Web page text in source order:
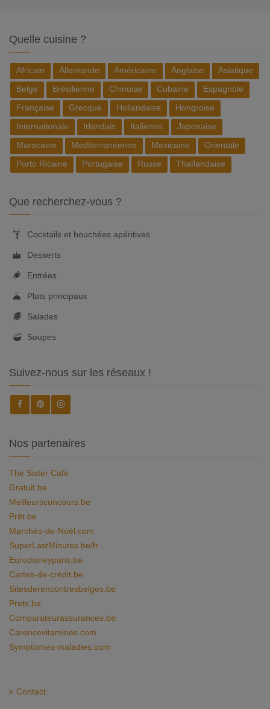
Quelle cuisine ?
Africain Allemande Américaine Anglaise
Asiatique
Belge
Brésilienne Chinoise Cubaine
Espagnole
Française
Grecque Hollandaise
Hongroise
Internationale
Irlandais Italienne
Japonaise
Marocaine
Mediterranéenne Mexicaine
Orientale
Porto Ricaine
Portugaise Russe Thaïlandaise
Que recherchez-vous ?
Cocktails et bouchées apéritives
Desserts
Entrées
Plats principaux
Salades
Soupes
Suivez-nous sur les réseaux !
Nos partenaires
The Sister Café
Gratuit.be
Meilleursconcours.be
Prêt.be
Marchés-de-Noël.com
SuperLastMinutes.be/fr
Eurodisneyparis.be
Cartes-de-crédit.be
Sitesderencontresbelges.be
Prets.be
Comparateurassurances.be
Carencevitamines.com
Symptomes-maladies.com
Contact